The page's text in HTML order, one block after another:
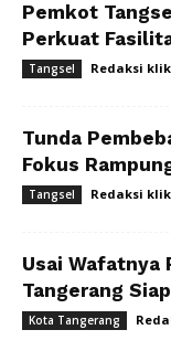
Pemkot
Perkuat
Tangsel Redaksi
Tunda
Fokus
Tangsel Redaksi
Usai Wafatnya
Tangerang
Kota Tangerang